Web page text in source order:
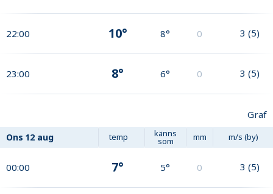
22:00 10° 8° 0 3 (5)
23:00 8° 6° 0 3 (5)
Graf
Ons 12 aug temp känns
som mm m/s (by)
00:00 7° 5° 0 3 (5)